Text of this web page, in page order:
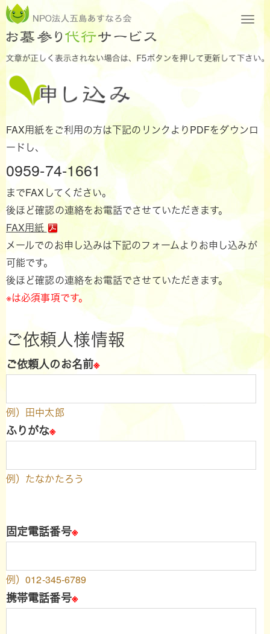
FAX用紙をご利用の方は下記のリンクよりPDFをダウンロ
ードし、
0959-74-1661
までFAXしてください。
後ほど確認の連絡をお電話でさせていただきます。
FAX用紙
メールでのお申し込みは下記のフォームよりお申し込みが
可能です。
後ほど確認の連絡をお電話でさせていただきます。
※は必須事項です。
ご依頼人様情報
ご依頼人のお名前※
例）田中太郎
ふりがな※
例）たなかたろう
固定電話番号※
例）012-345-6789
携帯電話番号※